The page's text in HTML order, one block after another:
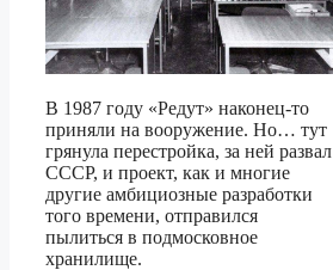
В 1987 году «Редут» наконец-то
приняли на вооружение. Но… тут
грянула перестройка, за ней развал
СССР, и проект, как и многие
другие амбициозные разработки
того времени, отправился
пылиться в подмосковное
хранилище.